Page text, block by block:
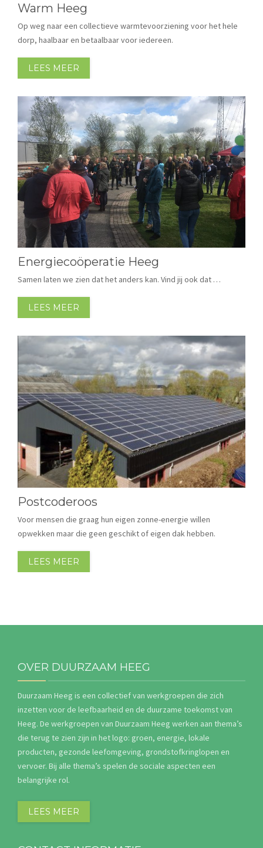
Warm Heeg
Op weg naar een collectieve warmtevoorziening voor het hele
dorp, haalbaar en betaalbaar voor iedereen.
LEES MEER
Energiecoöperatie Heeg
Samen laten we zien dat het anders kan. Vind jij ook dat …
LEES MEER
Postcoderoos
Voor mensen die graag hun eigen zonne-energie willen
opwekken maar die geen geschikt of eigen dak hebben.
LEES MEER
OVER DUURZAAM HEEG
Duurzaam Heeg is een collectief van werkgroepen die zich
inzetten voor de leefbaarheid en de duurzame toekomst van
Heeg. De werkgroepen van Duurzaam Heeg werken aan thema’s
die terug te zien zijn in het logo: groen, energie, lokale
producten, gezonde leefomgeving, grondstofkringlopen en
vervoer. Bij alle thema’s spelen de sociale aspecten een
belangrijke rol.
LEES MEER